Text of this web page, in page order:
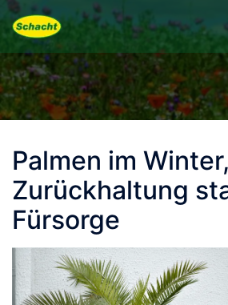
Skip
content
Palmen im Winter,
Zurückhaltung
Fürsorge